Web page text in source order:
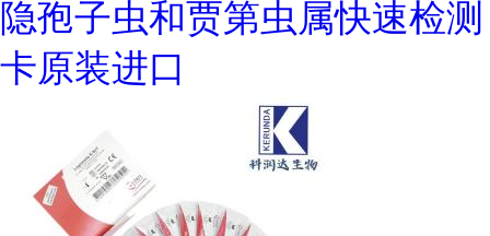
隐孢子虫和贾第虫属快速检测
卡原装进口